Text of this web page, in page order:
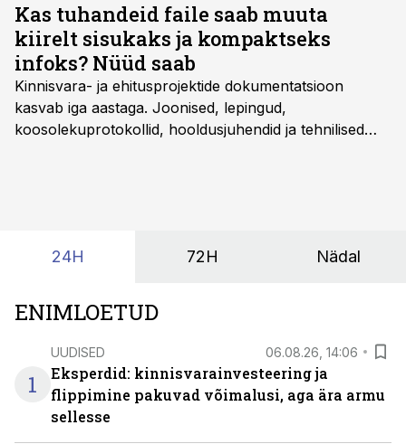
Kas tuhandeid faile saab muuta
kiirelt sisukaks ja kompaktseks
infoks? Nüüd saab
Kinnisvara- ja ehitusprojektide dokumentatsioon
kasvab iga aastaga. Joonised, lepingud,
koosolekuprotokollid, hooldusjuhendid ja tehnilised
24H 72H Nädal
ENIMLOETUD
1
UUDISED 06.08.26, 14:06
Eksperdid: kinnisvarainvesteering ja
flippimine pakuvad võimalusi, aga ära armu
sellesse